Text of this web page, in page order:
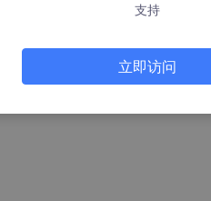
统代理来解决。具体步骤如下：
常上网，可以放心设置），然
支持
立即访问